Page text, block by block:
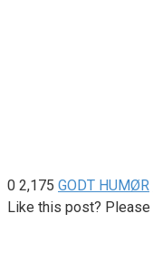
0 2,175 GODT HUMØR
Like this post?